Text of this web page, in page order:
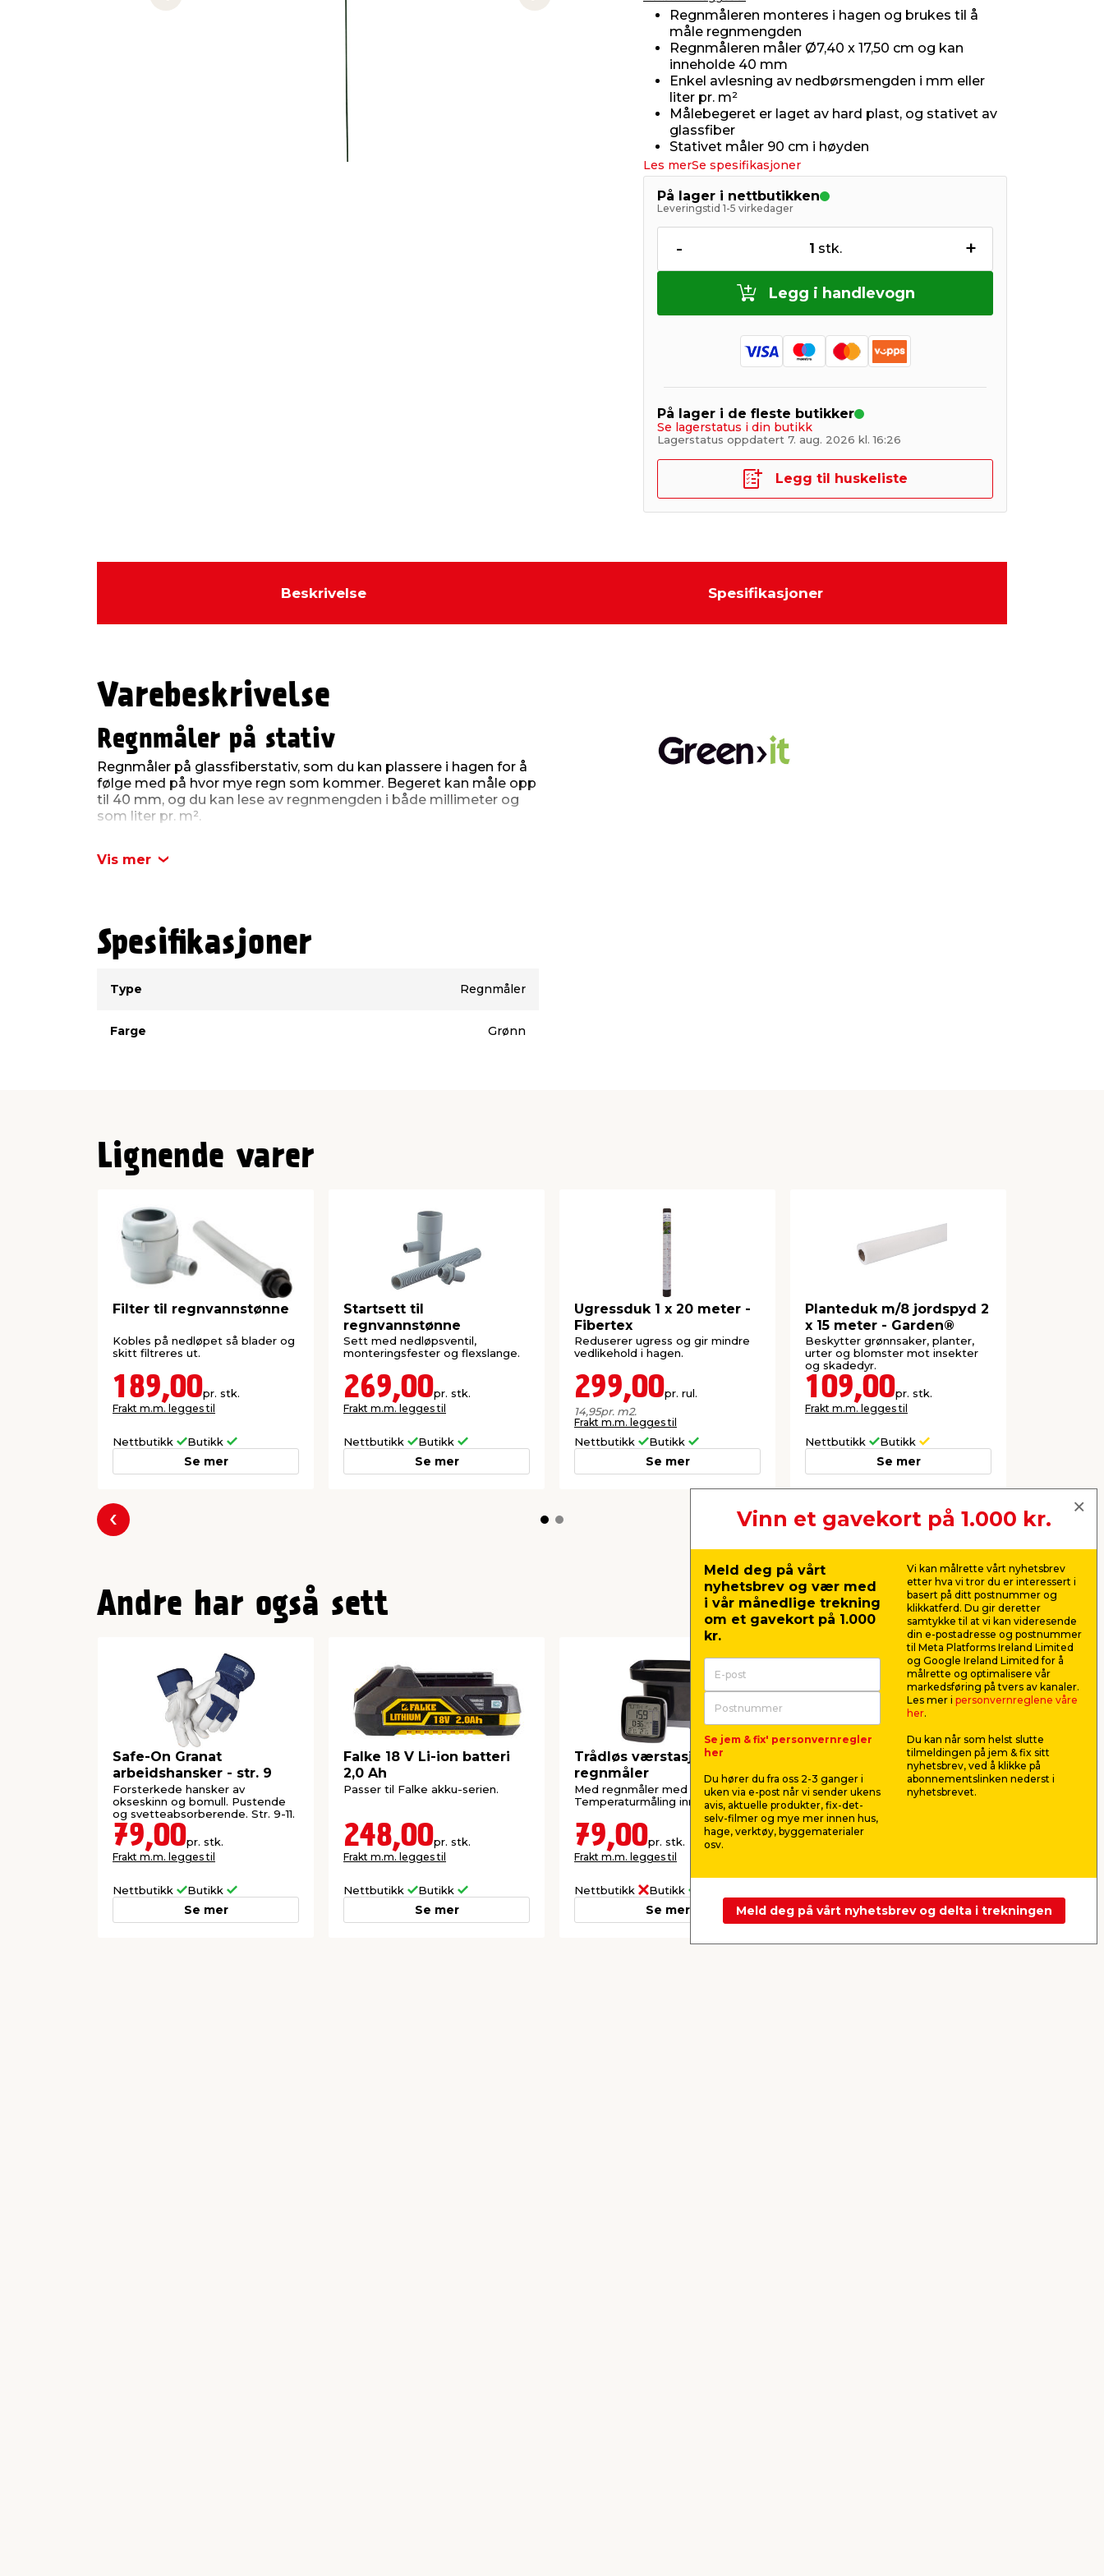
Previous slide Next slide
Regnmåleren monteres i hagen og brukes til å
måle regnmengden
Regnmåleren måler Ø7,40 x 17,50 cm og kan
inneholde 40 mm
Enkel avlesning av nedbørsmengden i mm eller
liter pr. m²
Målebegeret er laget av hard plast, og stativet av
glassfiber
Stativet måler 90 cm i høyden
Les merSe spesifikasjoner
På lager i nettbutikken
Leveringstid 1-5 virkedager
- 1 stk. +
Legg i handlevogn
På lager i de fleste butikker
Se lagerstatus i din butikk
Lagerstatus oppdatert 7. aug. 2026 kl. 16:26
Legg til huskeliste
Beskrivelse Spesifikasjoner
Varebeskrivelse
Regnmåler på stativ
Regnmåler på glassfiberstativ, som du kan plassere i hagen for å
følge med på hvor mye regn som kommer. Begeret kan måle opp
til 40 mm, og du kan lese av regnmengden i både millimeter og
som liter pr. m².
laget av hard plast, og stativet er laget av glassfiber. Det måler 90
Kapasitet: Opp til 40 mm
Regnmåleren måler Ø7,40 x 17,50 cm
Totalhøyde: 90 cm
Vis mer
Spesifikasjoner
Type
Regnmåler
Farge Grønn
Lignende varer
Filter til regnvannstønne
Kobles på nedløpet så blader og
skitt filtreres ut.
189,00pr. stk.
Frakt m.m. legges til
Nettbutikk Butikk
Se mer
Startsett til
regnvannstønne
Sett med nedløpsventil,
monteringsfester og flexslange.
269,00pr. stk.
Frakt m.m. legges til
Nettbutikk Butikk
Se mer
Ugressduk 1 x 20 meter -
Fibertex
Reduserer ugress og gir mindre
vedlikehold i hagen.
299,00pr. rul.
14,95pr. m2.
Frakt m.m. legges til
Nettbutikk Butikk
Se mer
Planteduk m/8 jordspyd 2
x 15 meter - Garden®
Beskytter grønnsaker, planter,
urter og blomster mot insekter
og skadedyr.
109,00pr. stk.
Frakt m.m. legges til
Nettbutikk Butikk
Se mer
Forrige Neste
Andre har også sett
Safe-On Granat
arbeidshansker - str. 9
Forsterkede hansker av
okseskinn og bomull. Pustende
og svetteabsorberende. Str. 9-11.
79,00pr. stk.
Frakt m.m. legges til
Nettbutikk Butikk
Se mer
Falke 18 V Li-ion batteri
2,0 Ah
Passer til Falke akku-serien.
248,00pr. stk.
Frakt m.m. legges til
Nettbutikk Butikk
Se mer
Trådløs værstasjon med
regnmåler
Med regnmåler med sensor.
Temperaturmåling inne og ute.
79,00pr. stk.
Frakt m.m. legges til
Nettbutikk Butikk
Se mer
Dykkpumpe 250 W -
Garden®
For drenering av plen, basseng
og akvarier. Maks. 8000 liter i
timen
569,00
Se mer
Falke
Vinn et gavekort på 1.000 kr.
Meld deg på vårt
nyhetsbrev og vær med
i vår månedlige trekning
om et gavekort på 1.000
kr.
Se jem & fix' personvernregler
her
Du hører du fra oss 2-3 ganger i
uken via e-post når vi sender ukens
avis, aktuelle produkter, fix-det-
selv-filmer og mye mer innen hus,
hage, verktøy, byggematerialer
osv.
Vi kan målrette vårt nyhetsbrev
etter hva vi tror du er interessert i
basert på ditt postnummer og
klikkatferd. Du gir deretter
samtykke til at vi kan videresende
din e-postadresse og postnummer
til Meta Platforms Ireland Limited
og Google Ireland Limited for å
målrette og optimalisere vår
markedsføring på tvers av kanaler.
Les mer i personvernreglene våre
her.
Du kan når som helst slutte
tilmeldingen på jem & fix sitt
nyhetsbrev, ved å klikke på
abonnementslinken nederst i
nyhetsbrevet.
Meld deg på vårt nyhetsbrev og delta i trekningen